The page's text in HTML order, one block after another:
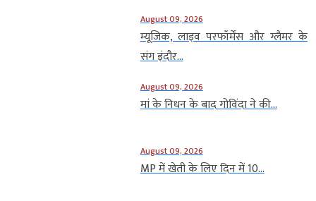
August 09, 2026
म्यूजिक, लाइव परफॉर्मेंस और ग्लैमर के
संग इंदौर...
August 09, 2026
मां के निधन के बाद गोविंदा ने की...
August 09, 2026
MP में खेती के लिए दिन में 10...